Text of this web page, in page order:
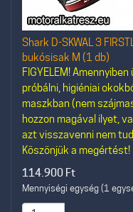
Shark D-SKWAL 3
bukósisak M (1 db)
FIGYELEM!
próbálni, higiéniai
maszkban (nem
hozzon magával ilyet,
azt visszavenni nem
Köszönjük a megértést!
114.900 Ft
Mennyiségi egység (1